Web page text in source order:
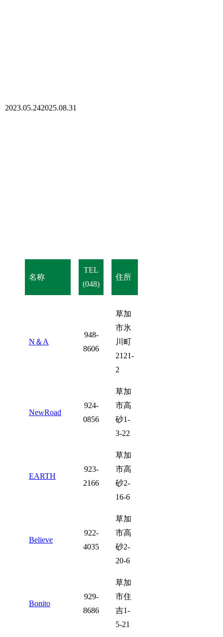
2023.05.242025.08.31
名称
TEL
(048)
住所
N＆A
948-
8606
草加
市氷
川町
2121-
2
NewRoad
924-
0856
草加
市高
砂1-
3-22
EARTH
923-
2166
草加
市高
砂2-
16-6
Believe
922-
4035
草加
市高
砂2-
20-6
Bonito
929-
8686
草加
市住
吉1-
5-21